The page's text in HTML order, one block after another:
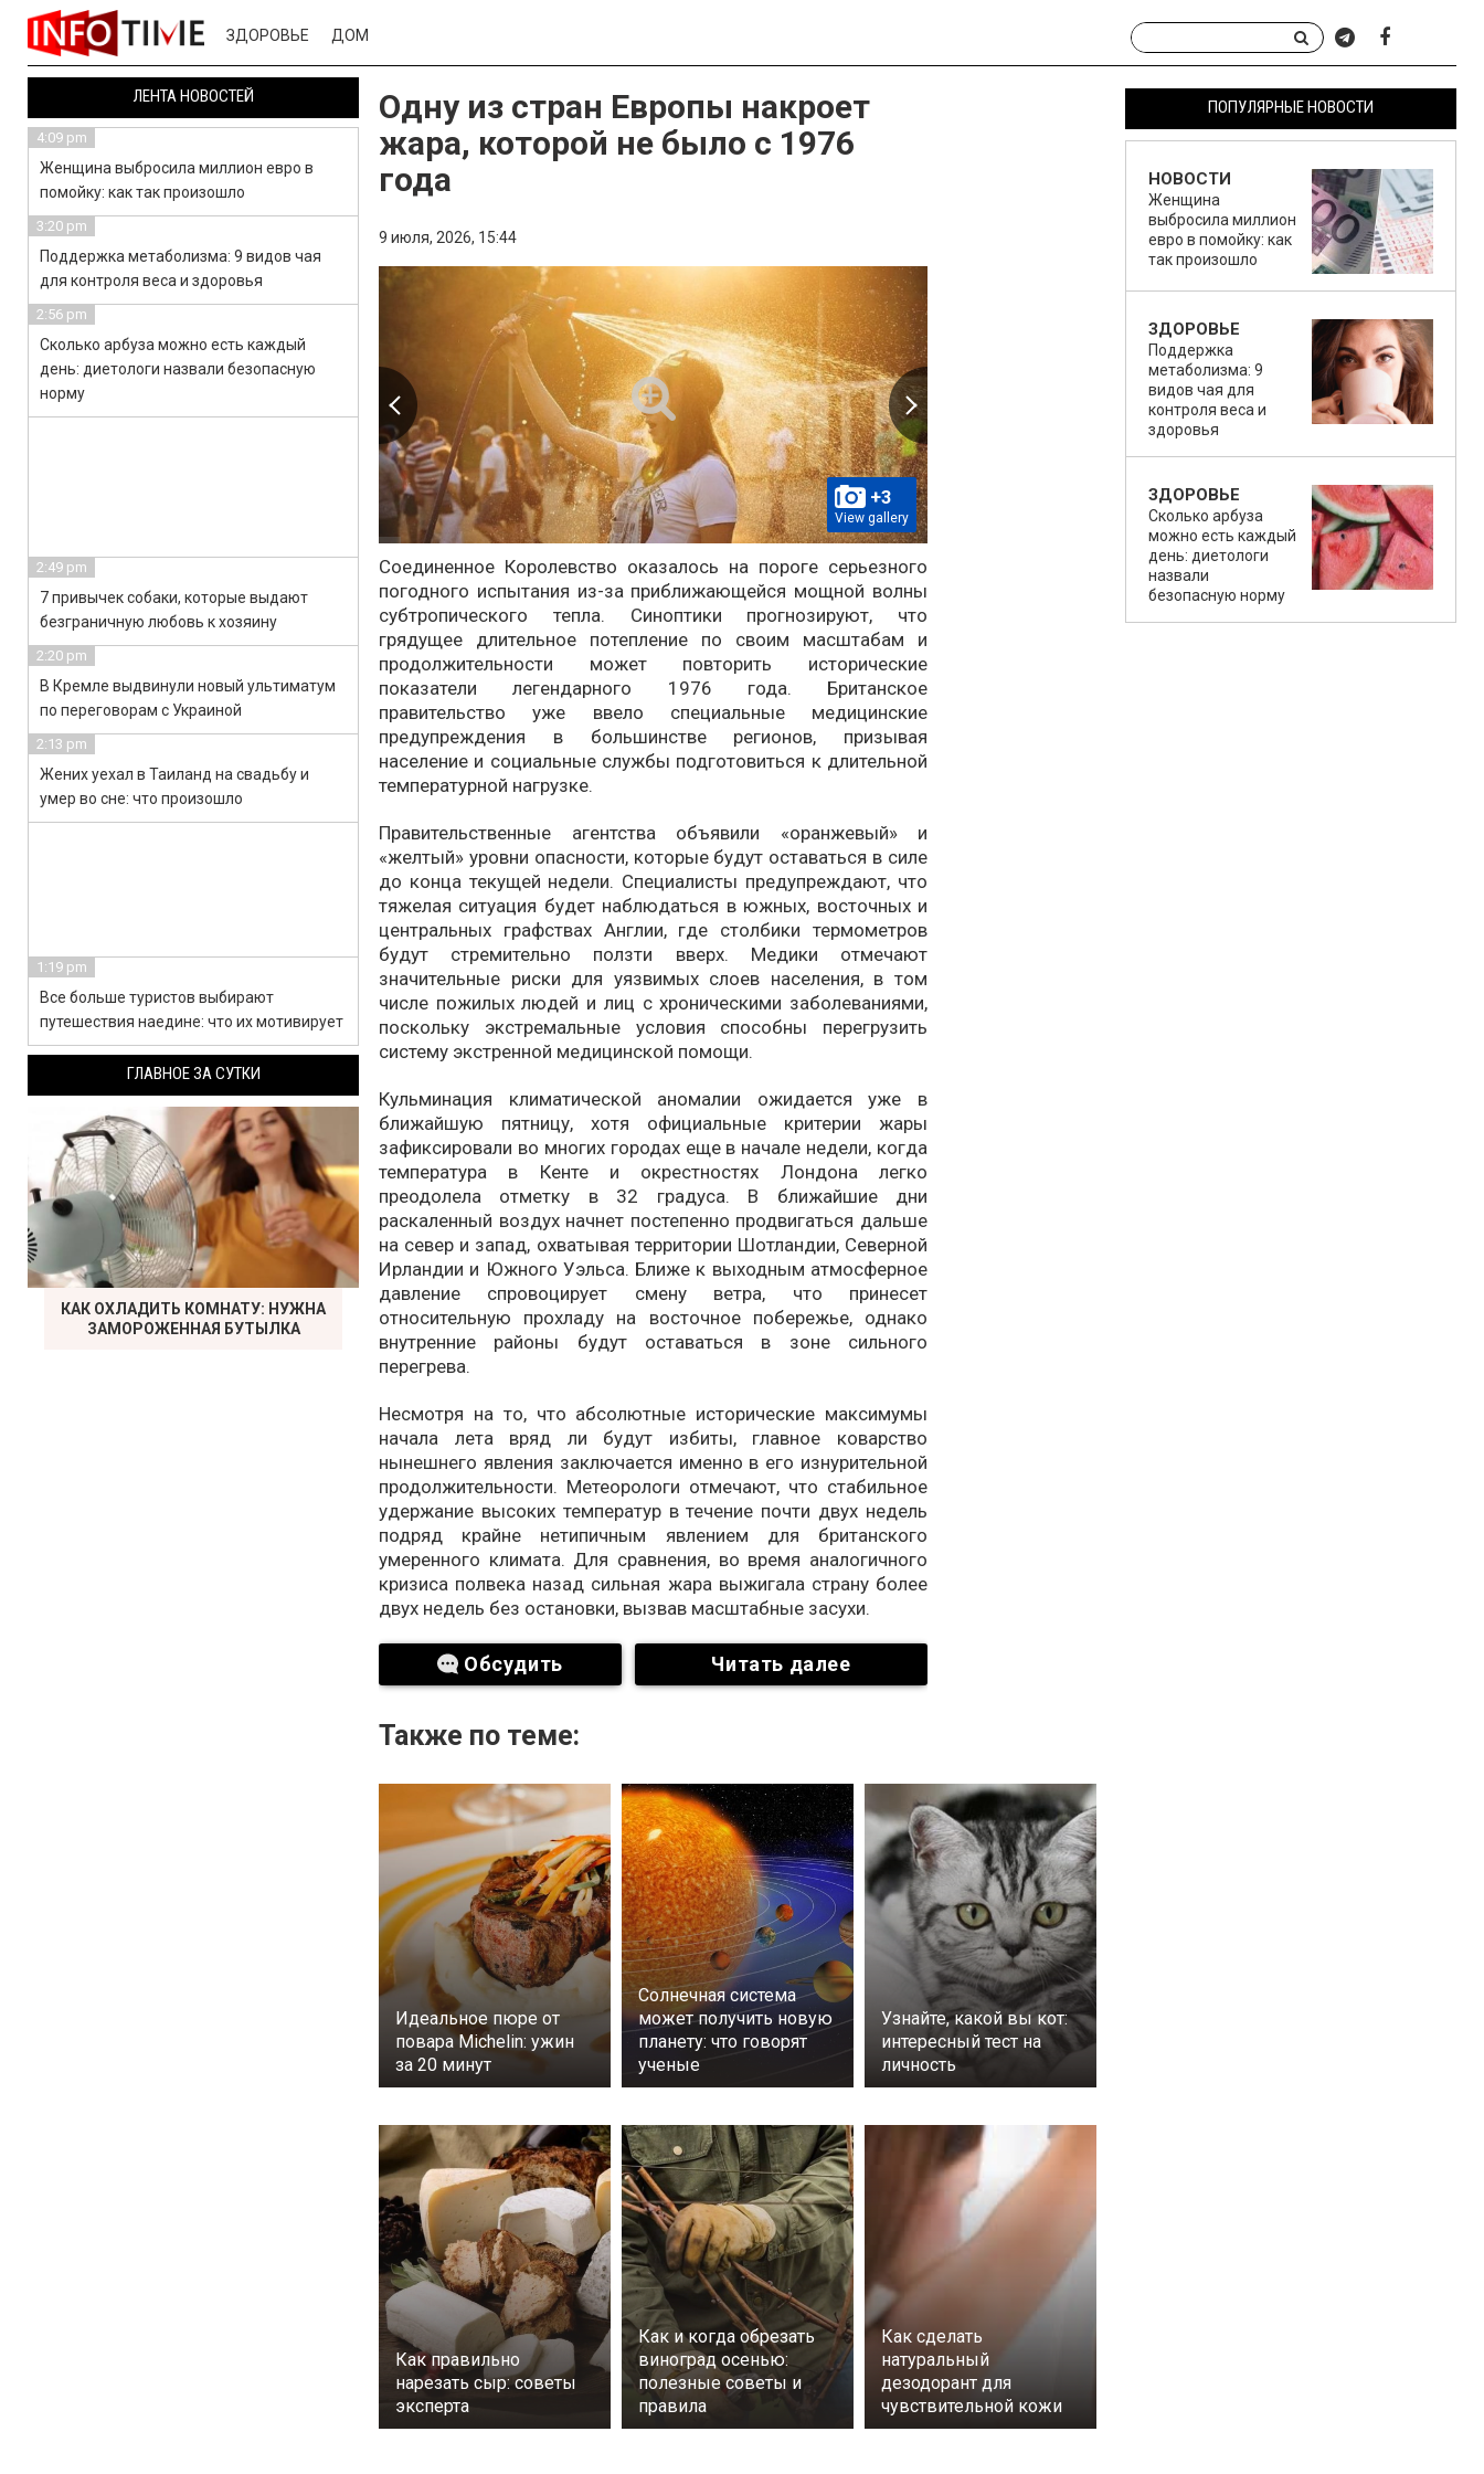
ЗДОРОВЬЕ ДОМ
Одну из стран Европы накроет
жара, которой не было с 1976
года
9 июля, 2026, 15:44
+3
View gallery
Соединенное Королевство оказалось на пороге серьезного
погодного испытания из-за приближающейся мощной волны
субтропического тепла. Синоптики прогнозируют, что
грядущее длительное потепление по своим масштабам и
продолжительности может повторить исторические
показатели легендарного 1976 года. Британское
правительство уже ввело специальные медицинские
предупреждения в большинстве регионов, призывая
население и социальные службы подготовиться к длительной
температурной нагрузке.
Правительственные агентства объявили «оранжевый» и
«желтый» уровни опасности, которые будут оставаться в силе
до конца текущей недели. Специалисты предупреждают, что
тяжелая ситуация будет наблюдаться в южных, восточных и
центральных графствах Англии, где столбики термометров
будут стремительно ползти вверх. Медики отмечают
значительные риски для уязвимых слоев населения, в том
числе пожилых людей и лиц с хроническими заболеваниями,
поскольку экстремальные условия способны перегрузить
систему экстренной медицинской помощи.
Кульминация климатической аномалии ожидается уже в
ближайшую пятницу, хотя официальные критерии жары
зафиксировали во многих городах еще в начале недели, когда
температура в Кенте и окрестностях Лондона легко
преодолела отметку в 32 градуса. В ближайшие дни
раскаленный воздух начнет постепенно продвигаться дальше
на север и запад, охватывая территории Шотландии, Северной
Ирландии и Южного Уэльса. Ближе к выходным атмосферное
давление спровоцирует смену ветра, что принесет
относительную прохладу на восточное побережье, однако
внутренние районы будут оставаться в зоне сильного
перегрева.
Несмотря на то, что абсолютные исторические максимумы
начала лета вряд ли будут избиты, главное коварство
нынешнего явления заключается именно в его изнурительной
продолжительности. Метеорологи отмечают, что стабильное
удержание высоких температур в течение почти двух недель
подряд крайне нетипичным явлением для британского
умеренного климата. Для сравнения, во время аналогичного
кризиса полвека назад сильная жара выжигала страну более
двух недель без остановки, вызвав масштабные засухи.
Обсудить Читать далее
Также по теме:
Идеальное пюре от
повара Michelin: ужин
за 20 минут
Солнечная система
может получить новую
планету: что говорят
ученые
Узнайте, какой вы кот:
интересный тест на
личность
Как правильно
нарезать сыр: советы
эксперта
Как и когда обрезать
виноград осенью:
полезные советы и
правила
Как сделать
натуральный
дезодорант для
чувствительной кожи
ПОПУЛЯРНЫЕ НОВОСТИ
НОВОСТИ
Женщина
выбросила миллион
евро в помойку: как
так произошло
ЗДОРОВЬЕ
Поддержка
метаболизма: 9
видов чая для
контроля веса и
здоровья
ЗДОРОВЬЕ
Сколько арбуза
можно есть каждый
день: диетологи
назвали
безопасную норму
ЛЕНТА НОВОСТЕЙ
4:09 pm
Женщина выбросила миллион евро в
помойку: как так произошло
3:20 pm
Поддержка метаболизма: 9 видов чая
для контроля веса и здоровья
2:56 pm
Сколько арбуза можно есть каждый
день: диетологи назвали безопасную
норму
2:49 pm
7 привычек собаки, которые выдают
безграничную любовь к хозяину
2:20 pm
В Кремле выдвинули новый ультиматум
по переговорам с Украиной
2:13 pm
Жених уехал в Таиланд на свадьбу и
умер во сне: что произошло
1:19 pm
Все больше туристов выбирают
путешествия наедине: что их мотивирует
ГЛАВНОЕ ЗА СУТКИ
КАК ОХЛАДИТЬ КОМНАТУ: НУЖНА
ЗАМОРОЖЕННАЯ БУТЫЛКА